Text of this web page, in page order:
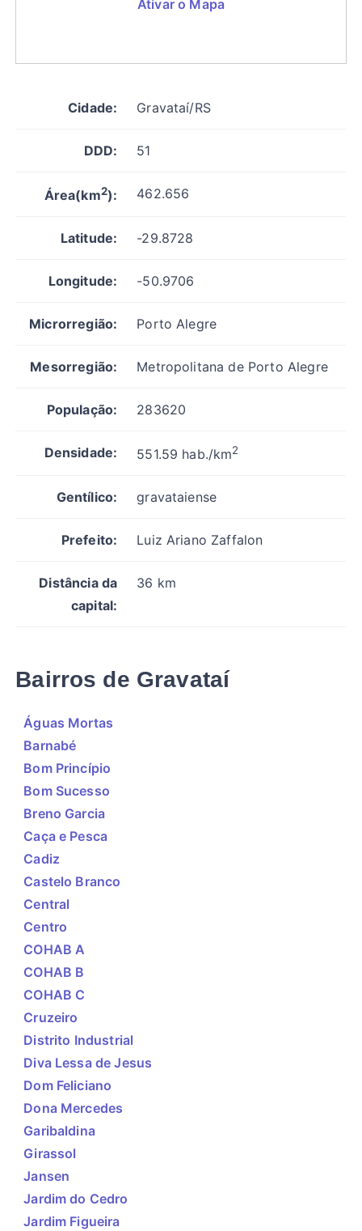
Ativar o Mapa
Cidade: Gravataí/RS
DDD: 51
Área(km2): 462.656
Latitude: -29.8728
Longitude: -50.9706
Microrregião: Porto Alegre
Mesorregião: Metropolitana de Porto Alegre
População: 283620
Densidade: 551.59 hab./km2
Gentílico: gravataiense
Prefeito: Luiz Ariano Zaffalon
Distância da
capital:
36 km
Bairros de Gravataí
Águas Mortas
Barnabé
Bom Princípio
Bom Sucesso
Breno Garcia
Caça e Pesca
Cadiz
Castelo Branco
Central
Centro
COHAB A
COHAB B
COHAB C
Cruzeiro
Distrito Industrial
Diva Lessa de Jesus
Dom Feliciano
Dona Mercedes
Garibaldina
Girassol
Jansen
Jardim do Cedro
Jardim Figueira